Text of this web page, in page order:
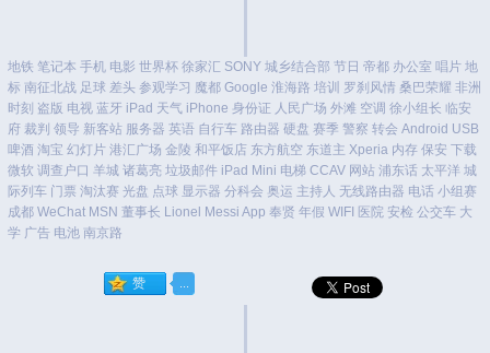
地铁 笔记本 手机 电影 世界杯 徐家汇 SONY 城乡结合部 节日 帝都 办公室 唱片 地
标 南征北战 足球 差头 参观学习 魔都 Google 淮海路 培训 罗刹风情 桑巴荣耀 非洲
时刻 盗版 电视 蓝牙 iPad 天气 iPhone 身份证 人民广场 外滩 空调 徐小组长 临安
府 裁判 领导 新客站 服务器 英语 自行车 路由器 硬盘 赛季 警察 转会 Android USB
啤酒 淘宝 幻灯片 港汇广场 金陵 和平饭店 东方航空 东道主 Xperia 内存 保安 下载
微软 调查户口 羊城 诸葛亮 垃圾邮件 iPad Mini 电梯 CCAV 网站 浦东话 太平洋 城
际列车 门票 淘汰赛 光盘 点球 显示器 分科会 奥运 主持人 无线路由器 电话 小组赛
成都 WeChat MSN 董事长 Lionel Messi App 奉贤 年假 WIFI 医院 安检 公交车 大
学 广告 电池 南京路